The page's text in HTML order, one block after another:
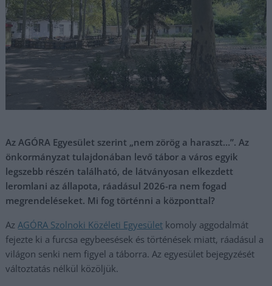
Az AGÓRA Egyesület szerint „nem zörög a haraszt…”. Az
önkormányzat tulajdonában levő tábor a város egyik
legszebb részén található, de látványosan elkezdett
leromlani az állapota, ráadásul 2026-ra nem fogad
megrendeléseket. Mi fog történni a központtal?
AzAGÓRA Szolnoki Közéleti Egyesület komoly aggodalmát
fejezte ki a furcsa egybeesések és történések miatt, ráadásul a
világon senki nem figyel a táborra. Az egyesület bejegyzését
változtatás nélkül közöljük.